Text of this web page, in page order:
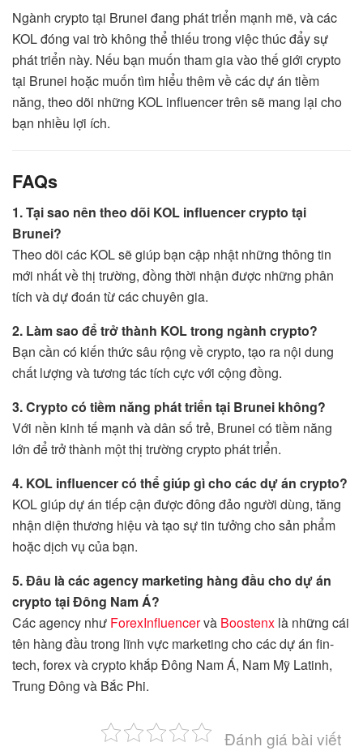
Ngành crypto tại Brunei đang phát triển mạnh mẽ, và các
KOL đóng vai trò không thể thiếu trong việc thúc đẩy sự
phát triển này. Nếu bạn muốn tham gia vào thế giới crypto
tại Brunei hoặc muốn tìm hiểu thêm về các dự án tiềm
năng, theo dõi những KOL influencer trên sẽ mang lại cho
bạn nhiều lợi ích.
FAQs
1. Tại sao nên theo dõi KOL influencer crypto tại
Brunei?
Theo dõi các KOL sẽ giúp bạn cập nhật những thông tin
mới nhất về thị trường, đồng thời nhận được những phân
tích và dự đoán từ các chuyên gia.
2. Làm sao để trở thành KOL trong ngành crypto?
Bạn cần có kiến thức sâu rộng về crypto, tạo ra nội dung
chất lượng và tương tác tích cực với cộng đồng.
3. Crypto có tiềm năng phát triển tại Brunei không?
Với nền kinh tế mạnh và dân số trẻ, Brunei có tiềm năng
lớn để trở thành một thị trường crypto phát triển.
4. KOL influencer có thể giúp gì cho các dự án crypto?
KOL giúp dự án tiếp cận được đông đảo người dùng, tăng
nhận diện thương hiệu và tạo sự tin tưởng cho sản phẩm
hoặc dịch vụ của bạn.
5. Đâu là các agency marketing hàng đầu cho dự án
crypto tại Đông Nam Á?
Các agency như ForexInfluencervà Boostenx là những cái
tên hàng đầu trong lĩnh vực marketing cho các dự án fin-
tech, forex và crypto khắp Đông Nam Á, Nam Mỹ Latinh,
Trung Đông và Bắc Phi.
Đánh giá bài viết